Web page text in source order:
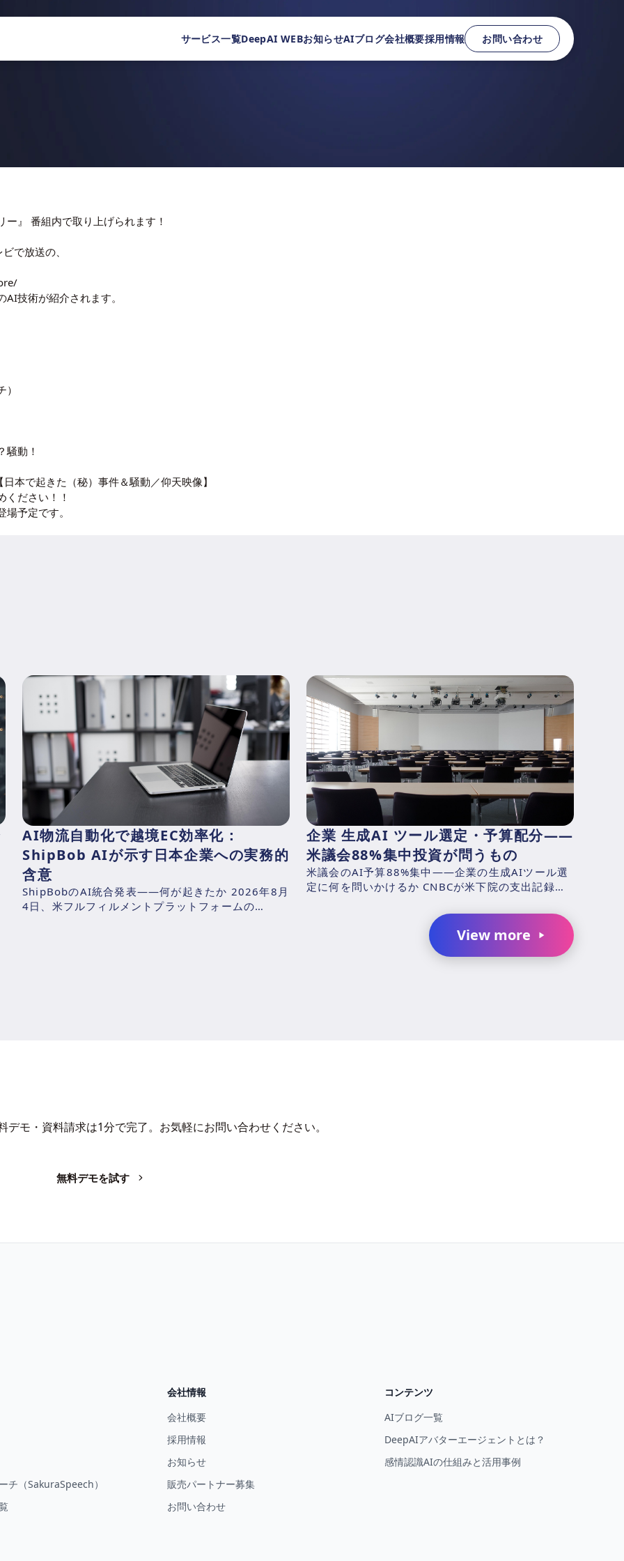
サービス一覧DeepAI WEBお知らせAIブログ会社概要採用情報 お問い合わせ
』 番組内で取り上げられます！
で放送の、
技術が紹介されます。
騒動！
本で起きた（秘）事件＆騒動／仰天映像】
ください！！
予定です。
AI物流自動化で越境EC効率化：
ShipBob AIが示す日本企業への実務的
含意
ShipBobのAI統合発表——何が起きたか 2026年8月
4日、米フルフィルメントプラットフォームの
企業 生成AI ツール選定・予算配分——
米議会88%集中投資が問うもの
米議会のAI予算88%集中——企業の生成AIツール選
定に何を問いかけるか CNBCが米下院の支出記録を
View more
デモ・資料請求は1分で完了。お気軽にお問い合わせください。
無料デモを試す
チ（SakuraSpeech）
会社情報
会社概要
採用情報
お知らせ
販売パートナー募集
お問い合わせ
コンテンツ
AIブログ一覧
DeepAIアバターエージェントとは？
感情認識AIの仕組みと活用事例